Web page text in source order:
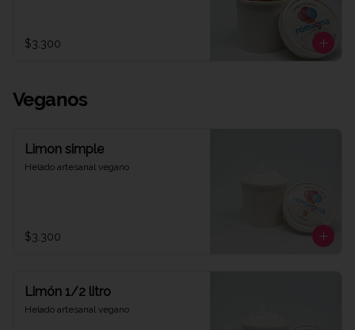
$3.300
Veganos
Limon simple
Helado artesanal vegano
$3.300
Limón 1/2 litro
Helado artesanal vegano